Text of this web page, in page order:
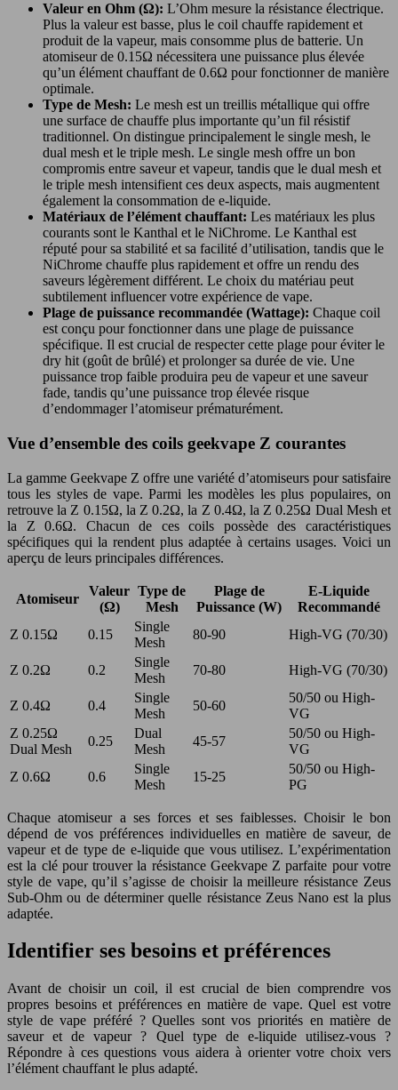
Valeur en Ohm (Ω): L’Ohm mesure la résistance électrique.
Plus la valeur est basse, plus le coil chauffe rapidement et
produit de la vapeur, mais consomme plus de batterie. Un
atomiseur de 0.15Ω nécessitera une puissance plus élevée
qu’un élément chauffant de 0.6Ω pour fonctionner de manière
optimale.
Type de Mesh: Le mesh est un treillis métallique qui offre
une surface de chauffe plus importante qu’un fil résistif
traditionnel. On distingue principalement le single mesh, le
dual mesh et le triple mesh. Le single mesh offre un bon
compromis entre saveur et vapeur, tandis que le dual mesh et
le triple mesh intensifient ces deux aspects, mais augmentent
également la consommation de e-liquide.
Matériaux de l’élément chauffant: Les matériaux les plus
courants sont le Kanthal et le NiChrome. Le Kanthal est
réputé pour sa stabilité et sa facilité d’utilisation, tandis que le
NiChrome chauffe plus rapidement et offre un rendu des
saveurs légèrement différent. Le choix du matériau peut
subtilement influencer votre expérience de vape.
Plage de puissance recommandée (Wattage): Chaque coil
est conçu pour fonctionner dans une plage de puissance
spécifique. Il est crucial de respecter cette plage pour éviter le
dry hit (goût de brûlé) et prolonger sa durée de vie. Une
puissance trop faible produira peu de vapeur et une saveur
fade, tandis qu’une puissance trop élevée risque
d’endommager l’atomiseur prématurément.
Vue d’ensemble des coils geekvape Z courantes
La gamme Geekvape Z offre une variété d’atomiseurs pour satisfaire
tous les styles de vape. Parmi les modèles les plus populaires, on
retrouve la Z 0.15Ω, la Z 0.2Ω, la Z 0.4Ω, la Z 0.25Ω Dual Mesh et
la Z 0.6Ω. Chacun de ces coils possède des caractéristiques
spécifiques qui la rendent plus adaptée à certains usages. Voici un
aperçu de leurs principales différences.
Atomiseur
Valeur
(Ω)
Type de
Mesh
Plage de
Puissance (W)
E-Liquide
Recommandé
Z 0.15Ω
0.15
Single
Mesh
80-90 High-VG (70/30)
Z 0.2Ω 0.2
Single
Mesh
70-80 High-VG (70/30)
Z 0.4Ω 0.4
Single
Mesh
50-60
50/50 ou High-
VG
Z 0.25Ω
Dual Mesh
0.25
Dual
Mesh
45-57
50/50 ou High-
VG
Z 0.6Ω
0.6
Single
Mesh
15-25
50/50 ou High-
PG
Chaque atomiseur a ses forces et ses faiblesses. Choisir le bon
dépend de vos préférences individuelles en matière de saveur, de
vapeur et de type de e-liquide que vous utilisez. L’expérimentation
est la clé pour trouver la résistance Geekvape Z parfaite pour votre
style de vape, qu’il s’agisse de choisir la meilleure résistance Zeus
Sub-Ohm ou de déterminer quelle résistance Zeus Nano est la plus
adaptée.
Identifier ses besoins et préférences
Avant de choisir un coil, il est crucial de bien comprendre vos
propres besoins et préférences en matière de vape. Quel est votre
style de vape préféré ? Quelles sont vos priorités en matière de
saveur et de vapeur ? Quel type de e-liquide utilisez-vous ?
Répondre à ces questions vous aidera à orienter votre choix vers
l’élément chauffant le plus adapté.